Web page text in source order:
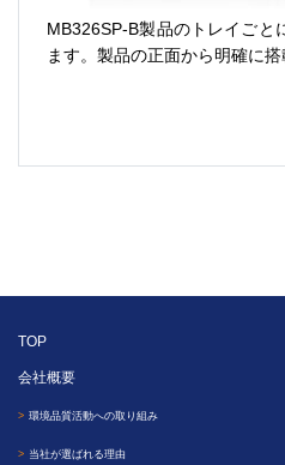
MB326SP-B製品のトレイごと
ます。製品の正面から明確に
TOP
会社概要
環境品質活動への取り組み
当社が選ばれる理由